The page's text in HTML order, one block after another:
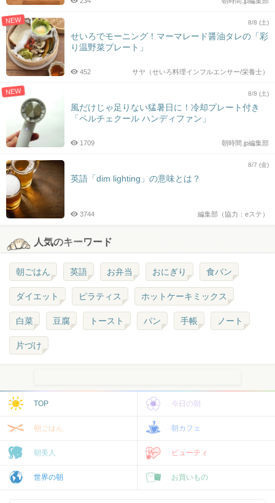
NEW 8/8 (土)
せいろでモーニング！マーマレード醤油タレの「彩
り温野菜プレート」
サヤ（せいろ料理インフルエンサー/栄養士）
452
NEW 8/8 (土)
風だけじゃ足りない猛暑日に！冷却プレート付き
「ペルチェクール ハンディファン」
朝時間.jp編集部
1709
8/7 (金)
英語「dim lighting」の意味とは？
編集部（協力：eステ）
3744
人気のキーワード
朝ごはん 英語 お弁当 おにぎり 食パン
ダイエット ピラティス ホットケーキミックス
白菜 豆腐 トースト パン 手帳 ノート
片づけ
TOP 今日の朝
朝ごはん 朝カフェ
朝美人 ビューティ
世界の朝 お買いもの